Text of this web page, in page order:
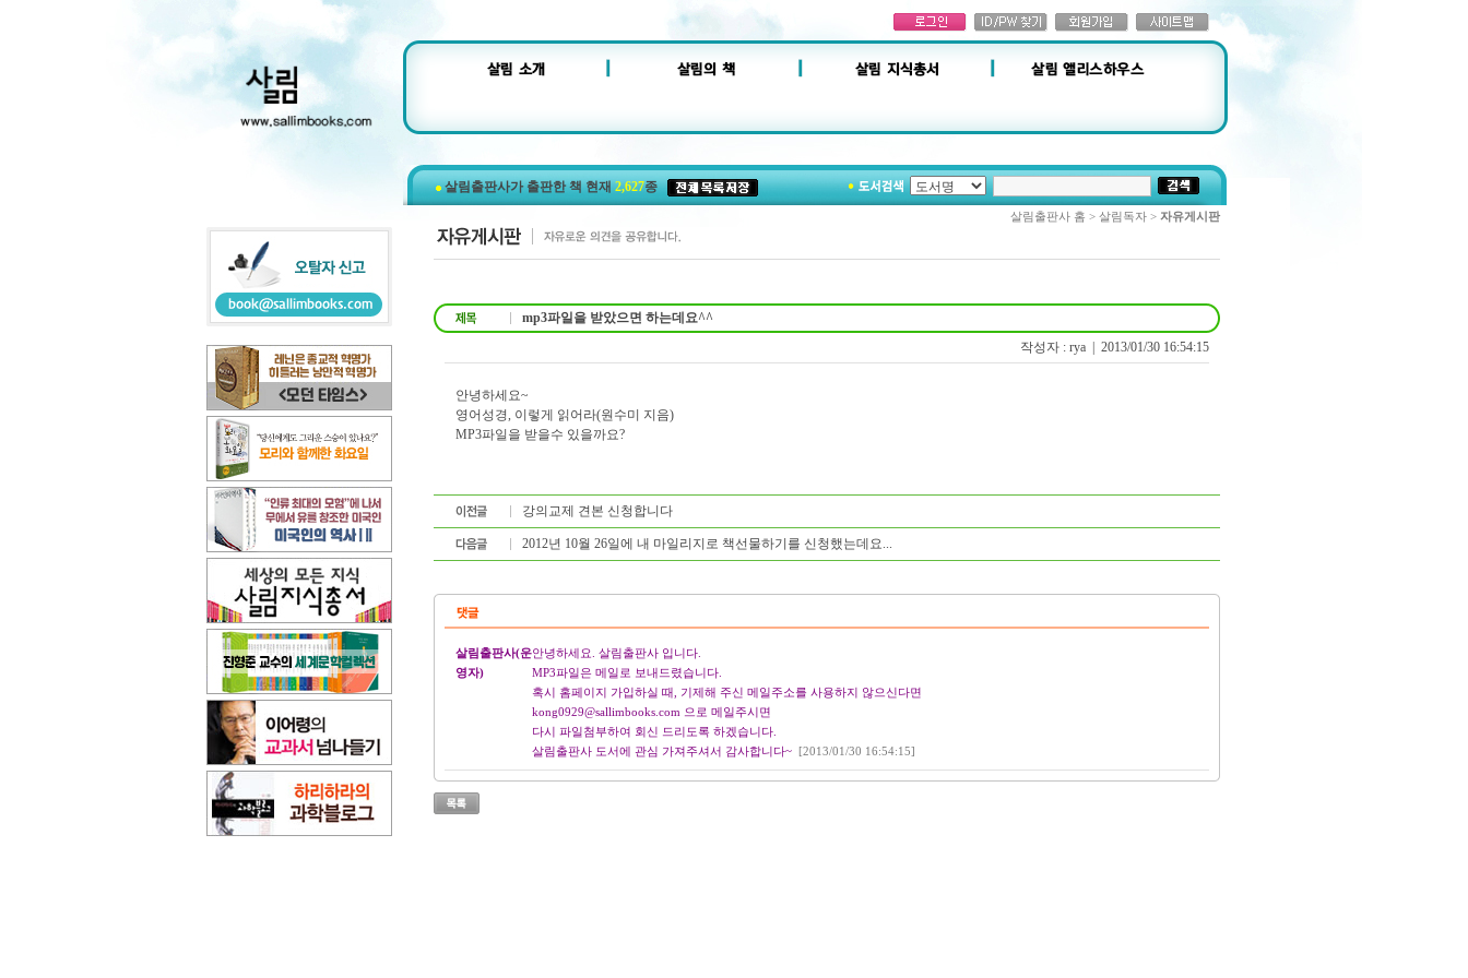
살림출판사가 출판한 책 현재2,627종
살림출판사 홈 > 살림독자 > 자유게시판
mp3파일을 받았으면 하는데요^^
작성자 : rya | 2013/01/30 16:54:15
안녕하세요~
영어성경, 이렇게 읽어라(원수미 지음)
MP3파일을 받을수 있을까요?
강의교제 견본 신청합니다
2012년 10월 26일에 내 마일리지로 책선물하기를 신청했는데요...
살림출판사(운
영자)
안녕하세요. 살림출판사 입니다.
MP3파일은 메일로 보내드렸습니다.
혹시 홈페이지 가입하실 때, 기제해 주신 메일주소를 사용하지 않으신다면
kong0929@sallimbooks.com 으로 메일주시면
다시 파일첨부하여 회신 드리도록 하겠습니다.
살림출판사 도서에 관심 가져주셔서 감사합니다~ [2013/01/30 16:54:15]